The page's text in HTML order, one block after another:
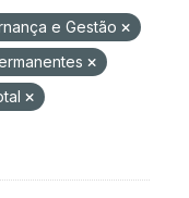
e Gestão